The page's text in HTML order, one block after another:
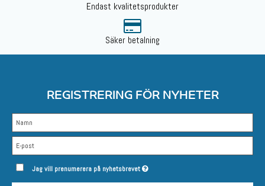
Endast kvalitetsprodukter
Säker betalning
REGISTRERING FÖR NYHETER
Jag vill prenumerera på nyhetsbrevet